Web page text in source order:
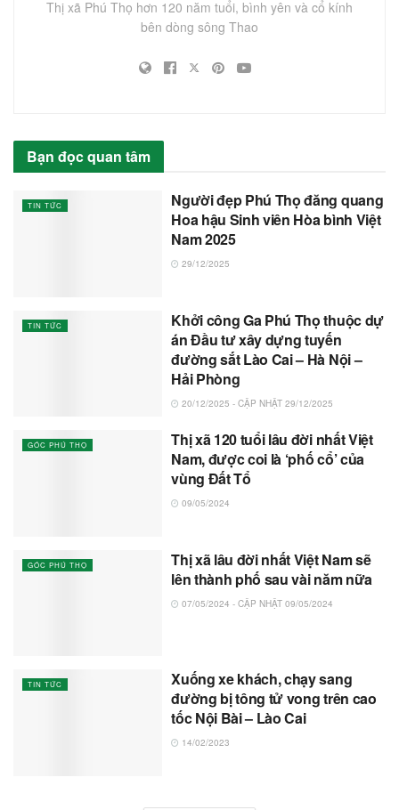
Thị xã Phú Thọ hơn 120 năm tuổi, bình yên và cổ kính
bên dòng sông Thao
Bạn đọc quan tâm
TIN TỨC
Người đẹp Phú Thọ đăng quang
Hoa hậu Sinh viên Hòa bình Việt
Nam 2025
29/12/2025
TIN TỨC
Khởi công Ga Phú Thọ thuộc dự
án Đầu tư xây dựng tuyến
đường sắt Lào Cai – Hà Nội –
Hải Phòng
20/12/2025 - CẬP NHẬT 29/12/2025
GÓC PHÚ THỌ
Thị xã 120 tuổi lâu đời nhất Việt
Nam, được coi là ‘phố cổ’ của
vùng Đất Tổ
09/05/2024
GÓC PHÚ THỌ
Thị xã lâu đời nhất Việt Nam sẽ
lên thành phố sau vài năm nữa
07/05/2024 - CẬP NHẬT 09/05/2024
TIN TỨC
Xuống xe khách, chạy sang
đường bị tông tử vong trên cao
tốc Nội Bài – Lào Cai
14/02/2023